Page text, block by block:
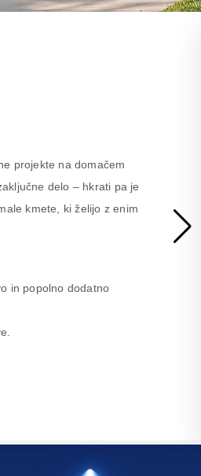
projekte na domačem
delo – hkrati pa je
kmete, ki želijo z enim
in popolno dodatno